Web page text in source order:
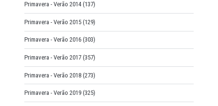
Primavera - Verão 2014 (137)
Primavera - Verão 2015 (129)
Primavera - Verão 2016 (303)
Primavera - Verão 2017 (357)
Primavera - Verão 2018 (273)
Primavera - Verão 2019 (325)